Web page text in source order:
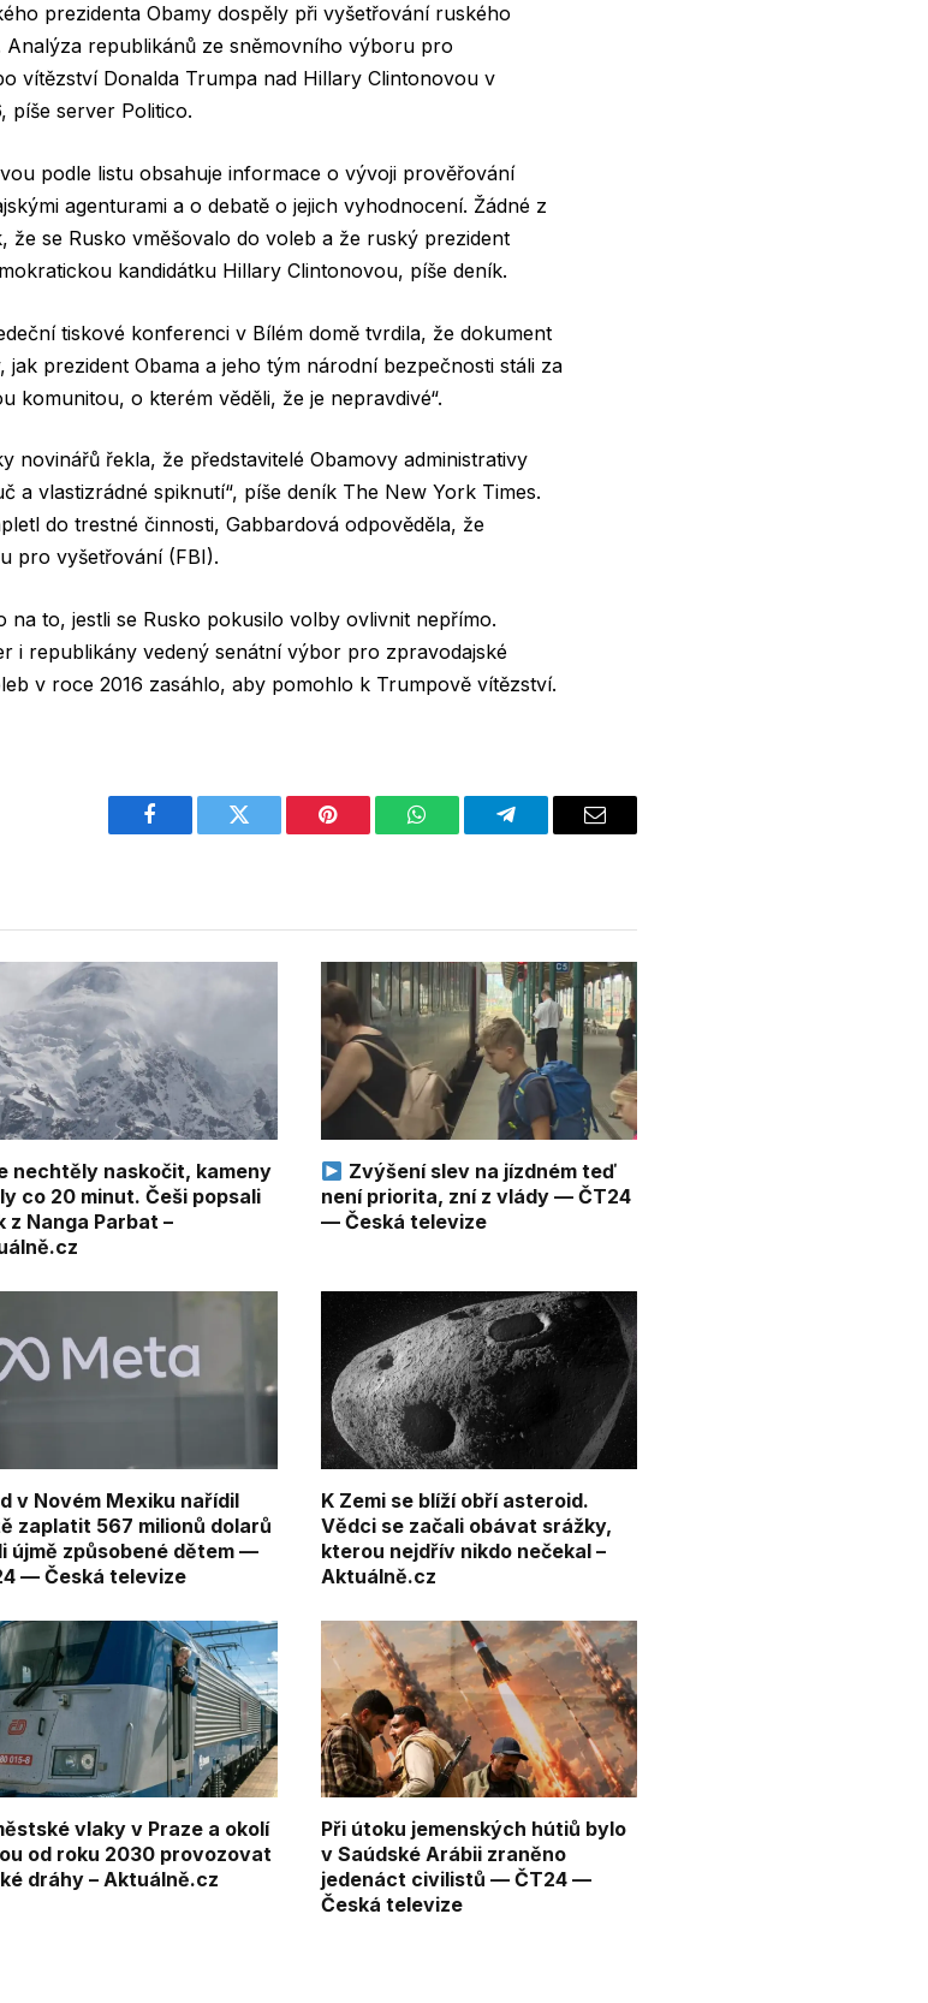
prezidenta Obamy dospěly při vyšetřování ruského
republikánů ze sněmovního výboru pro
vítězství Donalda Trumpa nad Hillary Clintonovou v
píše server Politico.
podle listu obsahuje informace o vývoji prověřování
agenturami a o debatě o jejich vyhodnocení. Žádné z
že se Rusko vměšovalo do voleb a že ruský prezident
kandidátku Hillary Clintonovou, píše deník.
tiskové konferenci v Bílém domě tvrdila, že dokument
jak prezident Obama a jeho tým národní bezpečnosti stáli za
komunitou, o kterém věděli, že je nepravdivé“.
novinářů řekla, že představitelé Obamovy administrativy
a vlastizrádné spiknutí“, píše deník The New York Times.
do trestné činnosti, Gabbardová odpověděla, že
pro vyšetřování (FBI).
na to, jestli se Rusko pokusilo volby ovlivnit nepřímo.
i republikány vedený senátní výbor pro zpravodajské
v roce 2016 zasáhlo, aby pomohlo k Trumpově vítězství.
Facebook Twitter Pinterest WhatsAppTelegram Email
nechtěly naskočit, kameny
co 20 minut. Češi popsali
z Nanga Parbat –
Zvýšení slev na jízdném teď
není priorita, zní z vlády — ČT24
— Česká televize
v Novém Mexiku nařídil
zaplatit 567 milionů dolarů
újmě způsobené dětem —
— Česká televize
K Zemi se blíží obří asteroid.
Vědci se začali obávat srážky,
kterou nejdřív nikdo nečekal –
Aktuálně.cz
vlaky v Praze a okolí
od roku 2030 provozovat
dráhy – Aktuálně.cz
Při útoku jemenských hútiů bylo
v Saúdské Arábii zraněno
jedenáct civilistů — ČT24 —
Česká televize